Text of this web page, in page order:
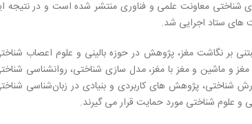
شناختی معاونت علمی و فناوری منتشر شده است و در نتیجه
های ستاد اجرایی شد.
بر نگاشت مغز، پژوهش در حوزه بالینی و علوم اعصاب
مغز و ماشین و مغز با مغز، مدل سازی شناختی، روانشناسی
شناختی، پژوهش های کاربردی و بنیادی در زبان‌شناسی
علوم شناختی مورد حمایت قرار می گیرند.